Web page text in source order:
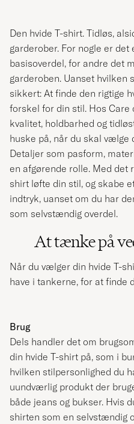
Den hvide T-shirt. Tidløs,
garderober. For nogle er det
basisoverdel, for andre det
garderoben. Uanset hvilken
sikkert: At finde den rigtige
forskel for din stil. Hos
kvalitet, holdbarhed og
huske på, når du skal vælge
Detaljer som pasform,
en afgørende rolle. Med det
shirt løfte din stil, og skabe
indtryk, uanset om du har
som selvstændig overdel.
At tænke på
Når du vælger din hvide T-
have i tankerne, for at finde
Brug
Dels handler det om
din hvide T-shirt på, som i
hvilken stilpersonlighed du
uundværlig produkt der
både jeans og bukser.
shirten som en selvstændig